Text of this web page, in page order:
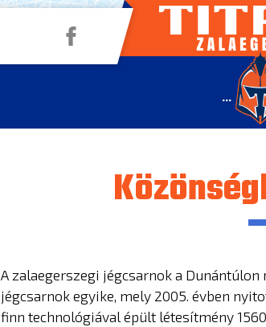
...
A zalaegerszegi jégcsarnok a
jégcsarnok egyike, mely 2005. évben
finn technológiával épült létesítmény